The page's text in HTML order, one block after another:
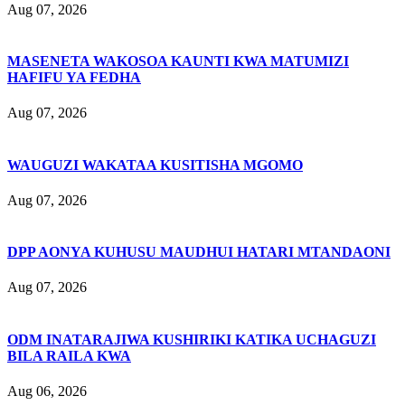
Aug 07, 2026
MASENETA WAKOSOA KAUNTI KWA MATUMIZI
HAFIFU YA FEDHA
Aug 07, 2026
WAUGUZI WAKATAA KUSITISHA MGOMO
Aug 07, 2026
DPP AONYA KUHUSU MAUDHUI HATARI MTANDAONI
Aug 07, 2026
ODM INATARAJIWA KUSHIRIKI KATIKA UCHAGUZI
BILA RAILA KWA
Aug 06, 2026